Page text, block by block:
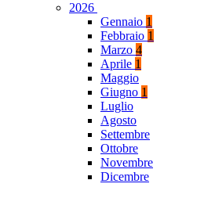
2026
Gennaio 1
Febbraio 1
Marzo 4
Aprile 1
Maggio
Giugno 1
Luglio
Agosto
Settembre
Ottobre
Novembre
Dicembre